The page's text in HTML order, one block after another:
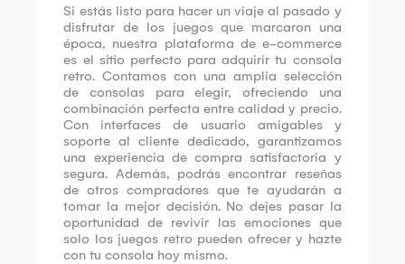
Si estás listo para hacer un viaje al pasado y
disfrutar de los juegos que marcaron una
época, nuestra plataforma de e-commerce
es el sitio perfecto para adquirir tu consola
retro. Contamos con una amplia selección
de consolas para elegir, ofreciendo una
combinación perfecta entre calidad y precio.
Con interfaces de usuario amigables y
soporte al cliente dedicado, garantizamos
una experiencia de compra satisfactoria y
segura. Además, podrás encontrar reseñas
de otros compradores que te ayudarán a
tomar la mejor decisión. No dejes pasar la
oportunidad de revivir las emociones que
solo los juegos retro pueden ofrecer y hazte
con tu consola hoy mismo.